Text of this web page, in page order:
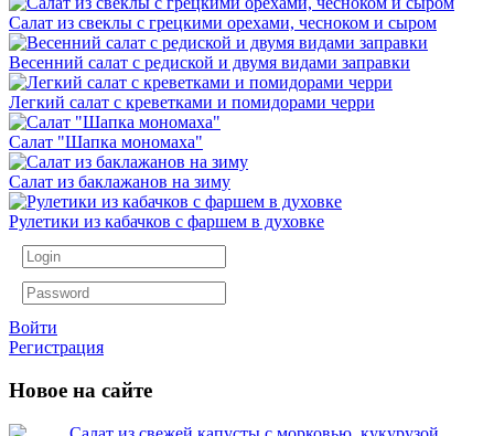
Салат из свеклы с грецкими орехами, чесноком и сыром
Весенний салат с редиской и двумя видами заправки
Легкий салат с креветками и помидорами черри
Салат "Шапка мономаха"
Салат из баклажанов на зиму
Рулетики из кабачков с фаршем в духовке
Войти
Регистрация
Новое на сайте